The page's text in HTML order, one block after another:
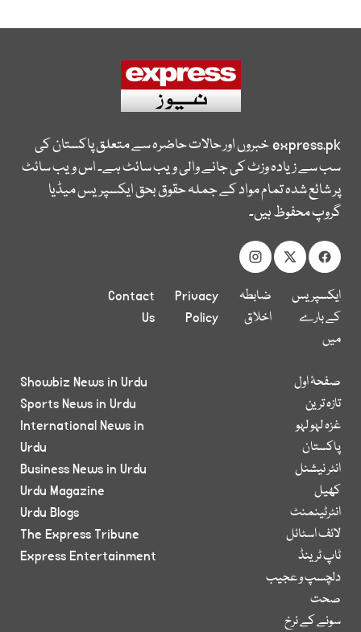
express.pkخبروں اور حالات حاضرہ سے متعلق پاکستان کی
سب سے زیادہ وزٹ کی جانے والی ویب سائٹ ہے۔ اس ویب سائٹ
پر شائع شدہ تمام مواد کے جملہ حقوق بحق ایکسپریس میڈیا
گروپ محفوظ ہیں۔
ایکسپریس
کے بارے
میں
ضابطہ
اخلاق
Privacy
Policy
Contact
Us
صفحۂ اول
تازہ ترین
غزہ لہو لہو
پاکستان
انٹر نیشنل
کھیل
انٹرٹینمنٹ
لائف اسٹائل
ٹاپ ٹرینڈ
دلچسپ و عجیب
صحت
سونے کے نرخ
Showbiz News in Urdu
Sports News in Urdu
International News in
Urdu
Business News in Urdu
Urdu Magazine
Urdu Blogs
The Express Tribune
Express Entertainment